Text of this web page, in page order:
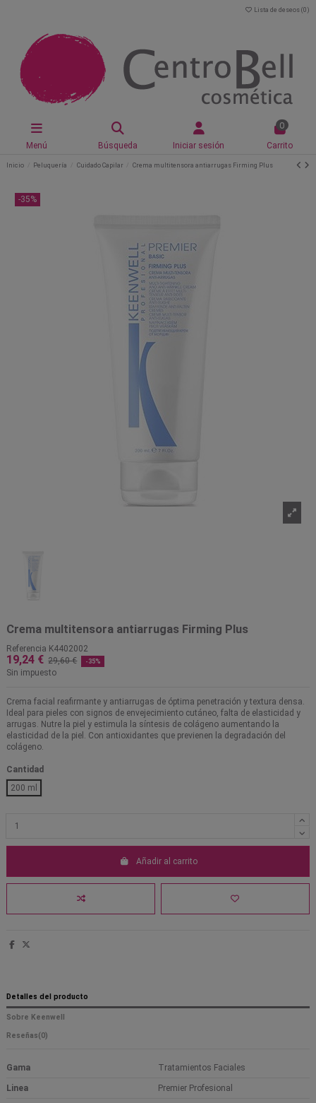
Lista de deseos (0 )
Menú Búsqueda Iniciar sesión
0
Carrito
Inicio Peluquería Cuidado Capilar Crema multitensora antiarrugas Firming Plus
-35%
Crema multitensora antiarrugas Firming Plus
Referencia K4402002
19,24 € 29,60 € -35%
Sin impuesto
Crema facial reafirmante y antiarrugas de óptima penetración y textura densa.
Ideal para pieles con signos de envejecimiento cutáneo, falta de elasticidad y
arrugas. Nutre la piel y estimula la síntesis de colágeno aumentando la
elasticidad de la piel. Con antioxidantes que previenen la degradación del
colágeno.
Cantidad
200 ml
Añadir al carrito
Detalles del producto
Sobre Keenwell
Reseñas(0)
Gama Tratamientos Faciales
Linea Premier Profesional